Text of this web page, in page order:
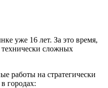
уже 16 лет. За это время,
технически сложных
работы на стратегически
городах: